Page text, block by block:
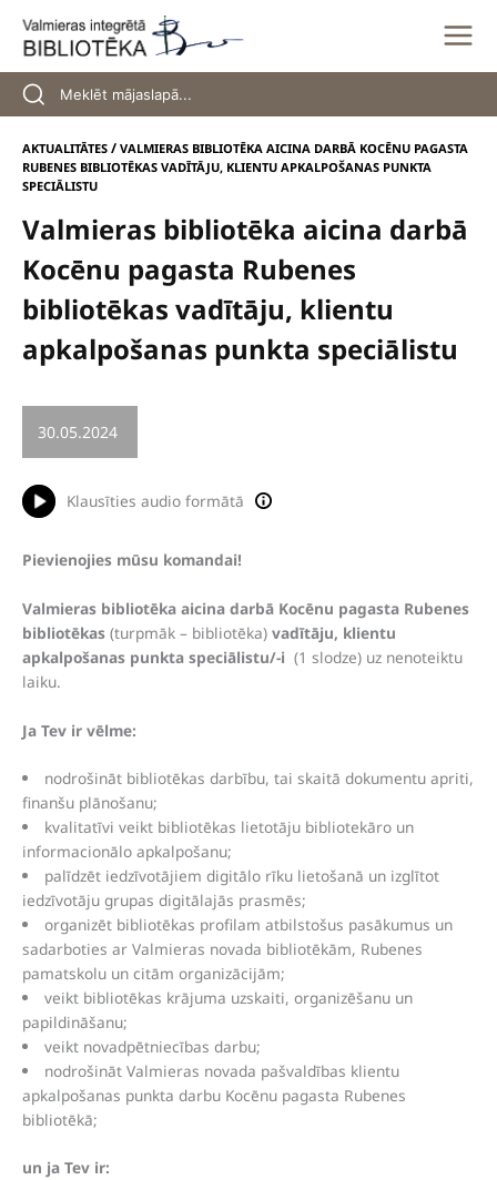
content
AKTUALITĀTES / VALMIERAS BIBLIOTĒKA AICINA DARBĀ KOCĒNU PAGASTA
RUBENES BIBLIOTĒKAS VADĪTĀJU, KLIENTU APKALPOŠANAS PUNKTA
SPECIĀLISTU
Valmieras bibliotēka aicina darbā
Kocēnu pagasta Rubenes
bibliotēkas vadītāju, klientu
apkalpošanas punkta speciālistu
30.05.2024
Klausīties audio formātā
Pievienojies mūsu komandai!
Valmieras bibliotēka aicina darbā Kocēnu pagasta Rubenes
bibliotēkas (turpmāk – bibliotēka) vadītāju, klientu
apkalpošanas punkta speciālistu/-i (1 slodze) uz nenoteiktu
laiku.
Ja Tev ir vēlme:
nodrošināt bibliotēkas darbību, tai skaitā dokumentu apriti,
finanšu plānošanu;
kvalitatīvi veikt bibliotēkas lietotāju bibliotekāro un
informacionālo apkalpošanu;
palīdzēt iedzīvotājiem digitālo rīku lietošanā un izglītot
iedzīvotāju grupas digitālajās prasmēs;
organizēt bibliotēkas profilam atbilstošus pasākumus un
sadarboties ar Valmieras novada bibliotēkām, Rubenes
pamatskolu un citām organizācijām;
veikt bibliotēkas krājuma uzskaiti, organizēšanu un
papildināšanu;
veikt novadpētniecības darbu;
nodrošināt Valmieras novada pašvaldības klientu
apkalpošanas punkta darbu Kocēnu pagasta Rubenes
bibliotēkā;
un ja Tev ir: